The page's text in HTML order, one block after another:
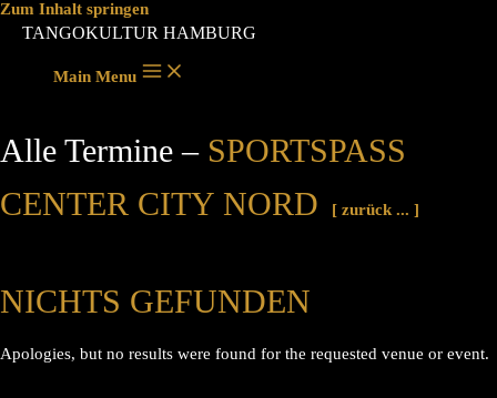
Zum Inhalt springen
TANGOKULTUR HAMBURG
Main Menu
Alle Termine – SPORTSPASS C
ENTER CITY NORD
[ zurück ... ]
NICHTS GEFUNDEN
Apologies, but no results were found for the requested venue or event.